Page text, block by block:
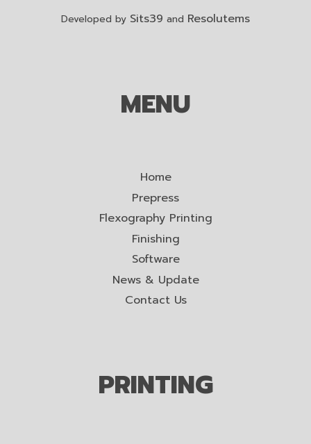
Developed by Sits39 and Resolutems
MENU
Home
Prepress
Flexography Printing
Finishing
Software
News & Update
Contact Us
PRINTING